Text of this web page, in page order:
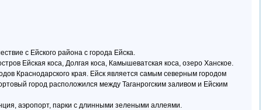
с Ейского района с города Ейска.
Ейская коса, Долгая коса, Камышеватская коса, озеро Ханское.
Краснодарского края. Ейск является самым северным городом
город расположился между Таганрогским заливом и Ейским
аэропорт, парки с длинными зелеными аллеями.